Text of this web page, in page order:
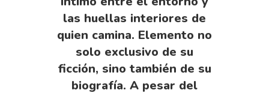
las huellas interiores de
quien camina. Elemento no
solo exclusivo de su
ficción, sino también de su
biografía. A pesar del